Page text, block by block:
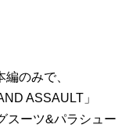
のみで、
ASSAULT」
スーツ&パラシュー